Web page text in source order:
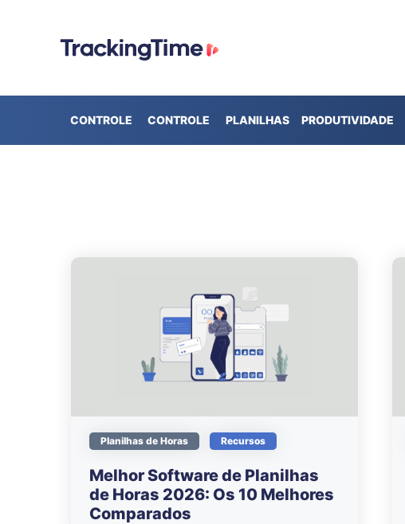
CONTROLE CONTROLE PLANILHAS PRODUTIVIDADE
Planilhas de Horas Recursos
Melhor Software de Planilhas
de Horas 2026: Os 10 Melhores
Comparados